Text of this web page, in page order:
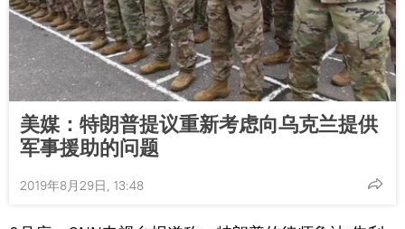
美媒：特朗普提议重新考虑向乌克兰提供
军事援助的问题
2019年8月29日, 13:48